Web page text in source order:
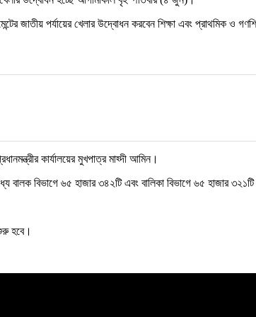
জাতীয় পর্যায়ের খেলার উদ্বোধন করবেন শিক্ষা এবং প্রাথমিক ও
কার্যালয়ের মুখপাত্র মাহ্দী আমিন।
বিভাগে ৬৫ হাজার ৩৪২টি এবং বালিকা বিভাগে ৬৫ হাজার ৩২১টি
হবে।